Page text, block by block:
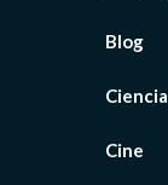
Blog
Ciencia
Cine